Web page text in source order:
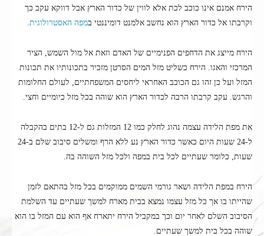
הירח אמנם אינו כוכב לכת אלא לווין של כדור הארץ אבל דווקא עקב כך
וקרבתו אל כדור הארץ הוא נחשב אלמנט דומיננטי במפה האסטרולוגית
הירח מייצג את הדחפים הפנימיים של האדם וזאת אל מול השמש, הציר
המרכזי והאגו. הירח כשליט מזל המים הסרטן מזכיר בתכונותיו את תכונות
המזל ועל כן זהו גם הכוכב האחראי ליחסים המשפחתיים, לעולם החלומות
והרגש. עקב קרבתו הרבה לכדור הארץ הוא שוהה בכל מזל כיומיים וחצי.
את מפת הלידה עצמה נהוג לחלק כמו 12 המזלות גם ל-12 בתים בהקבלה
ל-24 שעות היום כאשר כדור הארץ נע ללא הרף ומשלים סיבוב שלם ב-24
שעות, כלומר שעתיים לכל בית במפה ולכל מזל השוהה בה.
הירח במפת הלידה ושאר גורמי השמים ממוקמים בכל מזל בהתאם לזמן
שהייתו בו אך כל מזל עצמו נמצא בבית מארח למשך שעתיים עד השלמת
הסיבוב השלם לאחר יום וכך במקביל הירח יתארח אף הוא עם המזל בו הוא
שוהה בכל בית למשך שעתיים.